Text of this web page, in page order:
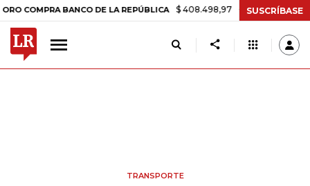
BANCO DE LA REPÚBLICA $ 408.498,97 +$ 8.753,81 +2,19%
SUSCRÍBASE
TRANSPORTE